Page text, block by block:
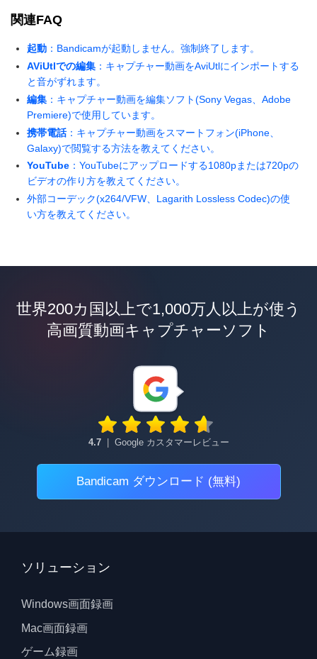
関連FAQ
起動 ：Bandicamが起動しません。強制終了します。
AViUtlでの編集 ：キャプチャー動画をAviUtlにインポートする
と音がずれます。
編集 ：キャプチャー動画を編集ソフト(Sony Vegas、Adobe
Premiere)で使用しています。
携帯電話：キャプチャー動画をスマートフォン(iPhone、
Galaxy)で閲覧する方法を教えてください。
YouTube ：YouTubeにアップロードする1080pまたは720pの
ビデオの作り方を教えてください。
外部コーデック(x264/VFW、Lagarith Lossless Codec)の使
い方を教えてください。
世界200カ国以上で1,000万人以上が使う
高画質動画キャプチャーソフト
4.7 Google カスタマーレビュー
Bandicam ダウンロード (無料)
ソリューション
Windows画面録画
Mac画面録画
ゲーム録画